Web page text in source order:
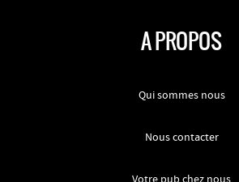
A PROPOS
Qui sommes nous
Nous contacter